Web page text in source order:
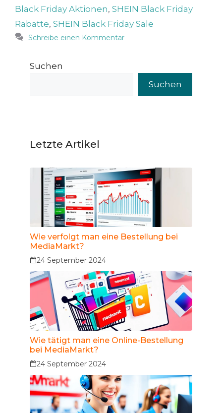
Black Friday Aktionen, SHEIN Black Friday
Rabatte, SHEIN Black Friday Sale
Schreibe einen Kommentar
Suchen
Suchen
Letzte Artikel
Wie verfolgt man eine Bestellung bei
MediaMarkt?
24 September 2024
Wie tätigt man eine Online-Bestellung
bei MediaMarkt?
24 September 2024